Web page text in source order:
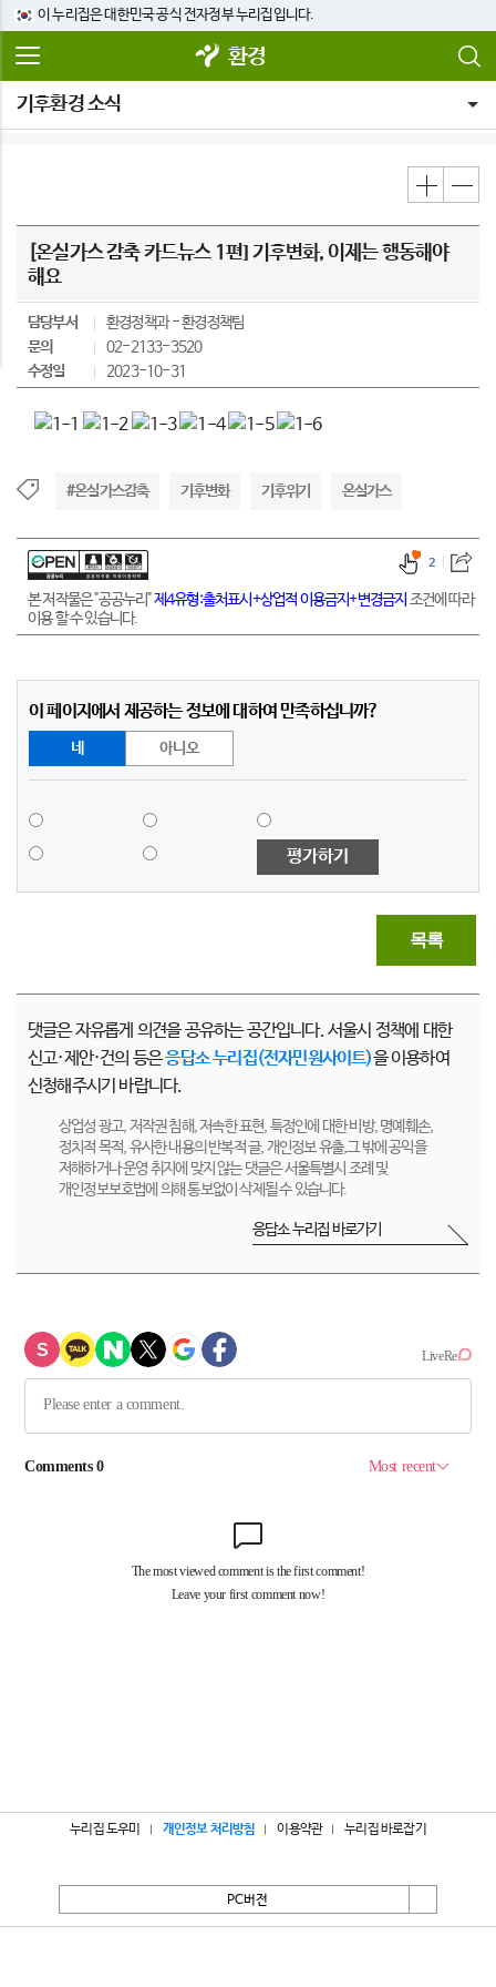
이 누리집은 대한민국 공식 전자정부 누리집입니다.
환경
기후환경 소식
[온실가스 감축 카드뉴스 1편] 기후변화, 이제는 행동해야
해요
담당부서 환경정책과
환경정책팀
문의
02-2133-3520
수정일
2023-10-31
#온실가스감축 기후변화 기후위기 온실가스
본 저작물은 "공공누리"제4유형:출처표시+상업적 이용금지+변경금지 조건에 따라
이용 할 수 있습니다.
2
이 페이지에서 제공하는 정보에 대하여 만족하십니까?
네 아니오
평가하기
목록
댓글은 자유롭게 의견을 공유하는 공간입니다. 서울시 정책에 대한
신고·제안·건의 등은응답소 누리집(전자민원사이트)을 이용하여
신청해주시기 바랍니다.
상업성 광고, 저작권 침해, 저속한 표현, 특정인에 대한 비방, 명예훼손,
정치적 목적, 유사한 내용의 반복적 글, 개인정보 유출,그 밖에 공익을
저해하거나 운영 취지에 맞지 않는 댓글은 서울특별시 조례 및
개인정보보호법에 의해 통보없이 삭제될 수 있습니다.
응답소 누리집 바로가기
누리집 도우미 개인정보 처리방침 이용약관 누리집 바로잡기
PC버전